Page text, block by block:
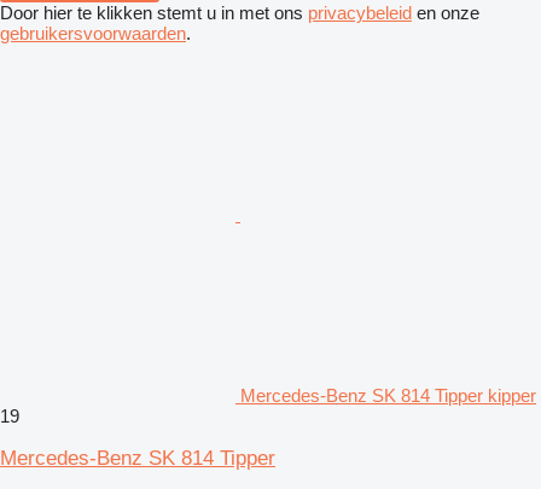
Door hier te klikken stemt u in met ons privacybeleid en onze
gebruikersvoorwaarden.
Mercedes-Benz SK 814 Tipper kipper
19
Mercedes-Benz SK 814 Tipper